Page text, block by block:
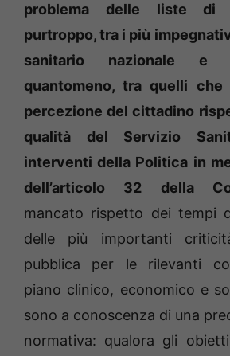
problema delle liste di
purtroppo, tra i più
sanitario nazionale e
quantomeno, tra quelli che
percezione del cittadino
qualità del Servizio
interventi della Politica in
dell’articolo 32 della
mancato rispetto dei tempi
delle più importanti
pubblica per le rilevanti
piano clinico, economico e
sono a conoscenza di una
normativa: qualora gli